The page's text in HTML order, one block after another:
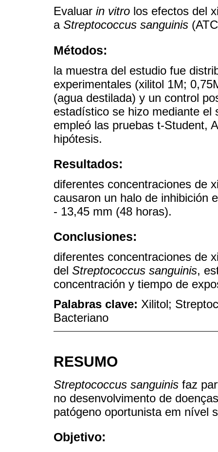
Evaluar in vitro los efectos del
a Streptococcus sanguinis
Métodos:
la muestra del estudio fue
experimentales (xilitol 1M;
(agua destilada) y un control
estadístico se hizo mediante
empleó las pruebas t-Student,
hipótesis.
Resultados:
diferentes concentraciones de
causaron un halo de inhibición
- 13,45 mm (48 horas).
Conclusiones:
diferentes concentraciones de
del Streptococcus sanguinis,
concentración y tiempo de
Palabras clave: Xilitol;
Bacteriano
RESUMO
Streptococcus sanguinis faz
no desenvolvimento de
patógeno oportunista em nível
Objetivo: